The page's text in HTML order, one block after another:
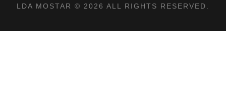
LDA MOSTAR © 2026 ALL RIGHTS RESERVED.